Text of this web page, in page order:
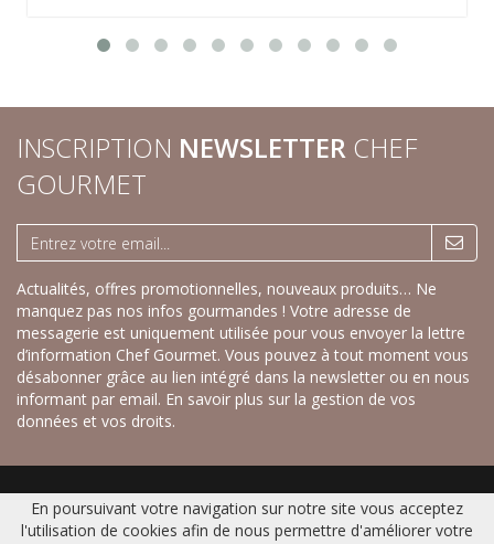
INSCRIPTION NEWSLETTER CHEF
GOURMET
Actualités, offres promotionnelles, nouveaux produits… Ne
manquez pas nos infos gourmandes ! Votre adresse de
messagerie est uniquement utilisée pour vous envoyer la lettre
d’information Chef Gourmet. Vous pouvez à tout moment vous
désabonner grâce au lien intégré dans la newsletter ou en nous
informant par email. En savoir plus sur la gestion de vos
données et vos droits.
Accueil|Nos savoureux desserts sucrés| Nos recettes créatives salées
Gamme Fraîche|Catalogue|Contact|Plan du site|Mentions légales
En poursuivant votre navigation sur notre site vous acceptez
l'utilisation de cookies afin de nous permettre d'améliorer votre